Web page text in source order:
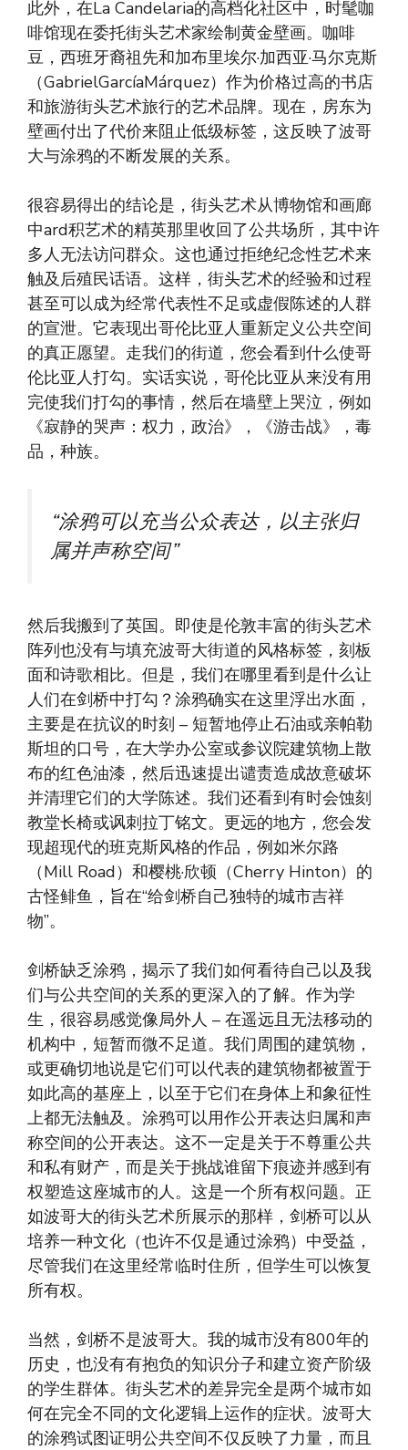
此外，在La Candelaria的高档化社区中，时髦咖
啡馆现在委托街头艺术家绘制黄金壁画。咖啡
豆，西班牙裔祖先和加布里埃尔·加西亚·马尔克斯
（GabrielGarcíaMárquez）作为价格过高的书店
和旅游街头艺术旅行的艺术品牌。现在，房东为
壁画付出了代价来阻止低级标签，这反映了波哥
大与涂鸦的不断发展的关系。
很容易得出的结论是，街头艺术从博物馆和画廊
中ard积艺术的精英那里收回了公共场所，其中许
多人无法访问群众。这也通过拒绝纪念性艺术来
触及后殖民话语。这样，街头艺术的经验和过程
甚至可以成为经常代表性不足或虚假陈述的人群
的宣泄。它表现出哥伦比亚人重新定义公共空间
的真正愿望。走我们的街道，您会看到什么使哥
伦比亚人打勾。实话实说，哥伦比亚从来没有用
完使我们打勾的事情，然后在墙壁上哭泣，例如
《寂静的哭声：权力，政治》，《游击战》，毒
品，种族。
“涂鸦可以充当公众表达，以主张归
属并声称空间”
然后我搬到了英国。即使是伦敦丰富的街头艺术
阵列也没有与填充波哥大街道的风格标签，刻板
面和诗歌相比。但是，我们在哪里看到是什么让
人们在剑桥中打勾？涂鸦确实在这里浮出水面，
主要是在抗议的时刻 – 短暂地停止石油或亲帕勒
斯坦的口号，在大学办公室或参议院建筑物上散
布的红色油漆，然后迅速提出谴责造成故意破坏
并清理它们的大学陈述。我们还看到有时会蚀刻
教堂长椅或讽刺拉丁铭文。更远的地方，您会发
现超现代的班克斯风格的作品，例如米尔路
（Mill Road）和樱桃·欣顿（Cherry Hinton）的
古怪鲱鱼，旨在“给剑桥自己独特的城市吉祥
物”。
剑桥缺乏涂鸦，揭示了我们如何看待自己以及我
们与公共空间的关系的更深入的了解。作为学
生，很容易感觉像局外人 – 在遥远且无法移动的
机构中，短暂而微不足道。我们周围的建筑物，
或更确切地说是它们可以代表的建筑物都被置于
如此高的基座上，以至于它们在身体上和象征性
上都无法触及。涂鸦可以用作公开表达归属和声
称空间的公开表达。这不一定是关于不尊重公共
和私有财产，而是关于挑战谁留下痕迹并感到有
权塑造这座城市的人。这是一个所有权问题。正
如波哥大的街头艺术所展示的那样，剑桥可以从
培养一种文化（也许不仅是通过涂鸦）中受益，
尽管我们在这里经常临时住所，但学生可以恢复
所有权。
当然，剑桥不是波哥大。我的城市没有800年的
历史，也没有有抱负的知识分子和建立资产阶级
的学生群体。街头艺术的差异完全是两个城市如
何在完全不同的文化逻辑上运作的症状。波哥大
的涂鸦试图证明公共空间不仅反映了力量，而且